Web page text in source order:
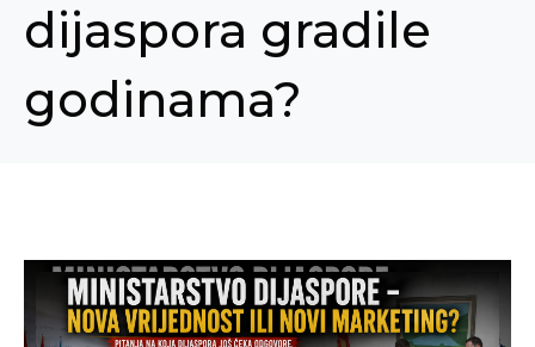
dijaspora gradile
godinama?